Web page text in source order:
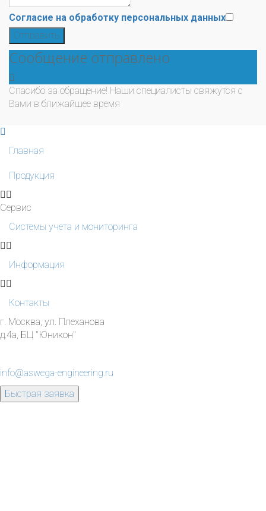
Согласие на обработку персональных данных
Отправить
Сообщение отправлено
Спасибо за обращение! Наши специалисты свяжутся с
Вами в ближайшее время
Главная
Продукция
Сервис
Системы учета и мониторинга
Информация
Контакты
г. Москва, ул. Плеханова
д.4а, БЦ "Юникон"
info@aswega-engineering.ru
Быстрая заявка